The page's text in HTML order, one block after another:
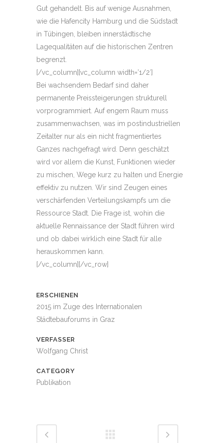
Gut gehandelt. Bis auf wenige Ausnahmen,
wie die Hafencity Hamburg und die Südstadt
in Tübingen, bleiben innerstädtische
Lagequalitäten auf die historischen Zentren
begrenzt.
[/vc_column][vc_column width=’1/2′]
Bei wachsendem Bedarf sind daher
permanente Preissteigerungen strukturell
vorprogrammiert. Auf engem Raum muss
zusammenwachsen, was im postindustriellen
Zeitalter nur als ein nicht fragmentiertes
Ganzes nachgefragt wird. Denn geschätzt
wird vor allem die Kunst, Funktionen wieder
zu mischen, Wege kurz zu halten und Energie
effektiv zu nutzen. Wir sind Zeugen eines
verschärfenden Verteilungskampfs um die
Ressource Stadt. Die Frage ist, wohin die
aktuelle Rennaissance der Stadt führen wird
und ob dabei wirklich eine Stadt für alle
herauskommen kann.
[/vc_column][/vc_row]
ERSCHIENEN
2015 im Zuge des Internationalen
Städtebauforums in Graz
VERFASSER
Wolfgang Christ
CATEGORY
Publikation